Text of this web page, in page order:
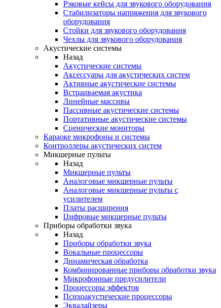
Рэковые кейсы для звукового оборудования
Стабилизаторы напряжения для звукового
оборудования
Стойки для звукового оборудования
Чехлы для звукового оборудования
Акустические системы
Назад
Акустические системы
Аксессуары для акустических систем
Активные акустические системы
Встраиваемая акустика
Линейные массивы
Пассивные акустические системы
Портативные акустические системы
Сценические мониторы
Караоке микрофоны и системы
Контроллеры акустических систем
Микшерные пульты
Назад
Микшерные пульты
Аналоговые микшерные пульты
Аналоговые микшерные пульты с
усилителем
Платы расширения
Цифровые микшерные пульты
Приборы обработки звука
Назад
Приборы обработки звука
Вокальные процессоры
Динамическая обработка
Комбинированные приборы обработки звука
Микрофонные предусилители
Процессоры эффектов
Психоакустические процессоры
Эквалайзеры